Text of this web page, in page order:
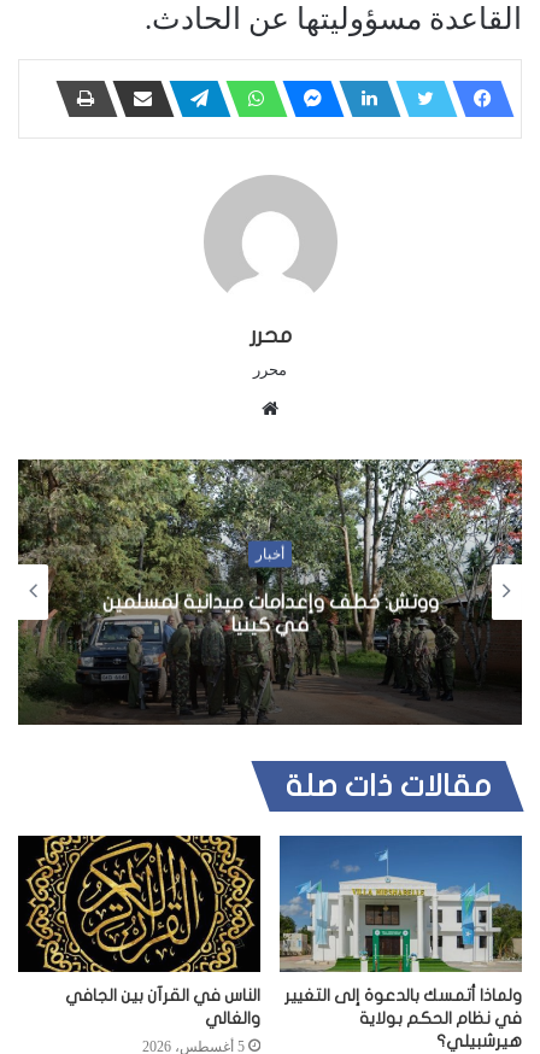
القاعدة مسؤوليتها عن الحادث.
محرر
محرر
ق
ع
ا
ل
و
ي
ب
أخبار
ووتش: خطف وإعدامات ميدانية لمسلمين
في كينيا
مقالات ذات صلة
ولماذا أتمسك بالدعوة إلى التغيير
في نظام الحكم بولاية
هيرشبيلي؟
الناس في القرآن بين الجافي
والغالي
5 أغسطس، 2026